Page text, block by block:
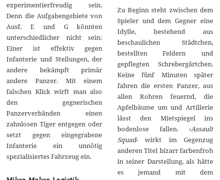
experimentierfreudig sein.
Denn die Aufgabengebiete von
Ausf. E und G könnten
unterschiedlicher nicht sein:
Einer ist effektiv gegen
Infanterie und Stellungen, der
andere bekämpft primär
andere Panzer. Mit einem
falschen Klick wirft man also
den gegnerischen
Panzerverbänden einen
zahnlosen Tiger entgegen oder
setzt gegen eingegrabene
Infanterie ein unnötig
spezialisiertes Fahrzeug ein.
Zu Beginn steht zwischen dem
Spieler und dem Gegner eine
Idylle, bestehend aus
beschaulichen Städtchen,
bestellten Feldern und
gepflegten Schrebergärtchen.
Keine fünf Minuten später
fahren die ersten Panzer, aus
allen Rohren feuernd, die
Apfelbäume um und Artillerie
lässt den Mietspiegel ins
bodenlose fallen. ›Assault
Squad‹ wirkt im Gegenzug
anderen Titel bizarr farbenfroh
in seiner Darstellung, als hätte
es jemand mit dem